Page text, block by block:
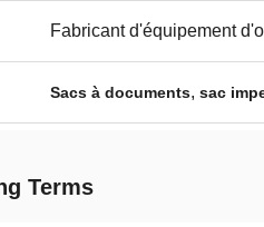
Fabricant d'équipement
Sacs à documents, sac
Terms